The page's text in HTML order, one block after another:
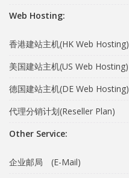
Web Hosting:
香港建站主机(HK Web Hosting)
美国建站主机(US Web Hosting)
德国建站主机(DE Web Hosting)
代理分销计划(Reseller Plan)
Other Service:
企业邮局 (E-Mail)